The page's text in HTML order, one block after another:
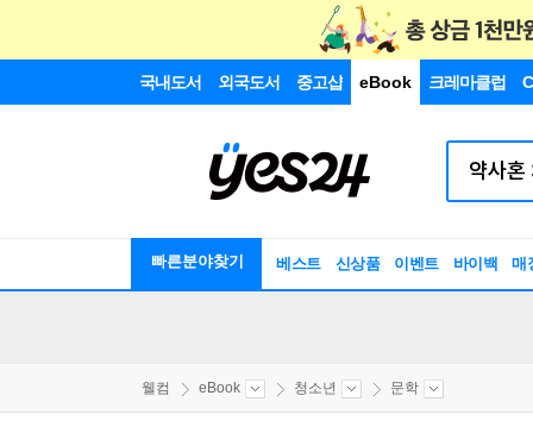
국내도서 외국도서 중고샵 eBook 크레마클럽
빠른분야찾기 베스트 신상품 이벤트 바이백 매
웰컴 eBook 청소년 문학